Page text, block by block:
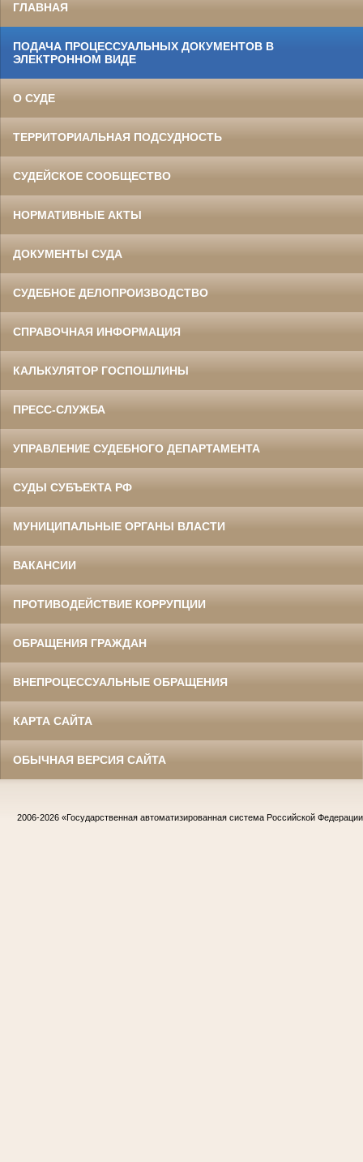
ГЛАВНАЯ
ПОДАЧА ПРОЦЕССУАЛЬНЫХ ДОКУМЕНТОВ В
ЭЛЕКТРОННОМ ВИДЕ
О СУДЕ
ТЕРРИТОРИАЛЬНАЯ ПОДСУДНОСТЬ
СУДЕЙСКОЕ СООБЩЕСТВО
НОРМАТИВНЫЕ АКТЫ
ДОКУМЕНТЫ СУДА
СУДЕБНОЕ ДЕЛОПРОИЗВОДСТВО
СПРАВОЧНАЯ ИНФОРМАЦИЯ
КАЛЬКУЛЯТОР ГОСПОШЛИНЫ
ПРЕСС-СЛУЖБА
УПРАВЛЕНИЕ СУДЕБНОГО ДЕПАРТАМЕНТА
СУДЫ СУБЪЕКТА РФ
МУНИЦИПАЛЬНЫЕ ОРГАНЫ ВЛАСТИ
ВАКАНСИИ
ПРОТИВОДЕЙСТВИЕ КОРРУПЦИИ
ОБРАЩЕНИЯ ГРАЖДАН
ВНЕПРОЦЕССУАЛЬНЫЕ ОБРАЩЕНИЯ
КАРТА САЙТА
ОБЫЧНАЯ ВЕРСИЯ САЙТА
2006-2026 «Государственная автоматизированная система Российской